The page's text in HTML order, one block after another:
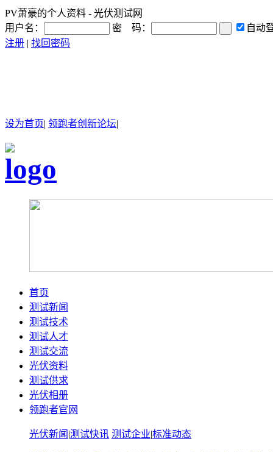
PV萧豪的个人资料 - 光伏测试网
用户名：
密 码：
自动
注册 | 找回密码
设为首页| 领跑者创新论坛|
首页
测试新闻
测试技术
测试人才
测试交流
光伏资料
测试供求
光伏相册
领跑者官网
光伏新闻 |测试快讯 测试企业|标准动态